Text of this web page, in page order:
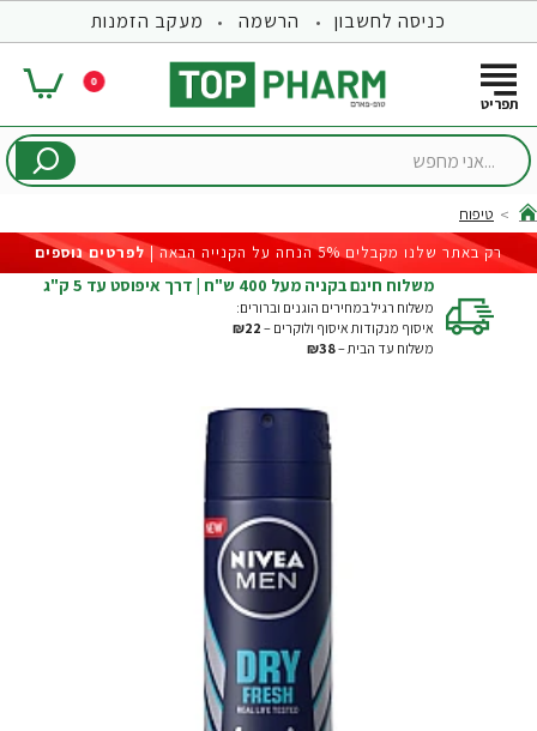
כניסה לחשבון הרשמה מעקב הזמנות
0
...אני
home
טיפוח
רק באתר שלנו מקבלים 5% הנחה על הקנייה הבאה |
לפרטים נוספים
משלוח חינם בקניה מעל 400 ש"ח | דרך איפוסט עד 5 ק"ג
משלוח רגיל במחירים הוגנים וברורים:
איסוף מנקודות איסוף ולוקרים – ₪22
משלוח עד הבית –₪38